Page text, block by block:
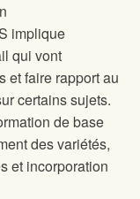
implique
qui vont
et faire rapport au
certains sujets.
de base
des variétés,
et incorporation